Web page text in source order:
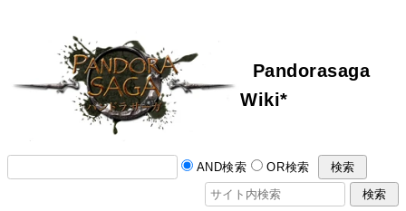
Pandorasaga
Wiki*
AND検索 OR検索